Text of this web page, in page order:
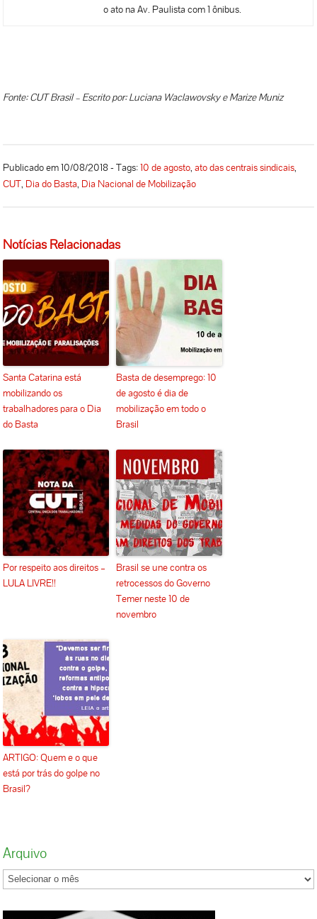
o ato na Av. Paulista com 1 ônibus.
Fonte: CUT Brasil – Escrito por: Luciana Waclawovsky e Marize Muniz
Publicado em 10/08/2018 - Tags:10 de agosto,ato das centrais sindicais,
CUT, Dia do Basta, Dia Nacional de Mobilização
Notícias Relacionadas
Santa Catarina está
mobilizando os
trabalhadores para o Dia
do Basta
Basta de desemprego: 10
de agosto é dia de
mobilização em todo o
Brasil
Por respeito aos direitos –
LULA LIVRE!!
Brasil se une contra os
retrocessos do Governo
Temer neste 10 de
novembro
ARTIGO: Quem e o que
está por trás do golpe no
Brasil?
Arquivo